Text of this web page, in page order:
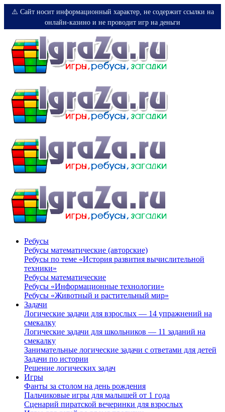
⚠️ Сайт носит информационный характер, не содержит ссылки на
онлайн-казино и не проводит игр на деньги
Ребусы
Ребусы математические (авторские)
Ребусы по теме «История развития вычислительной
техники»
Ребусы математические
Ребусы «Информационные технологии»
Ребусы «Животный и растительный мир»
Задачи
Логические задачи для взрослых — 14 упражнений на
смекалку
Логические задачи для школьников — 11 заданий на
смекалку
Занимательные логические задачи с ответами для детей
Задачи по истории
Решение логических задач
Игры
Фанты за столом на день рождения
Пальчиковые игры для малышей от 1 года
Сценарий пиратской вечеринки для взрослых